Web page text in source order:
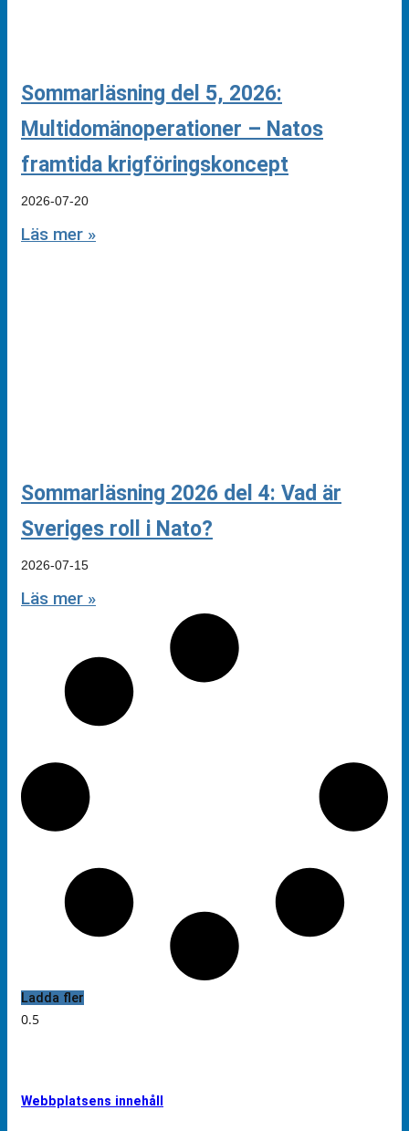
Sommarläsning del 5, 2026:
Multidomänoperationer – Natos
framtida krigföringskoncept
2026-07-20
Läs mer »
Sommarläsning 2026 del 4: Vad är
Sveriges roll i Nato?
2026-07-15
Läs mer »
Ladda fler
Webbplatsens innehåll